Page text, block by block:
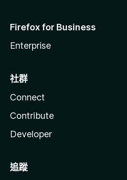
Firefox for Business
Enterprise
社群
Connect
Contribute
Developer
追蹤